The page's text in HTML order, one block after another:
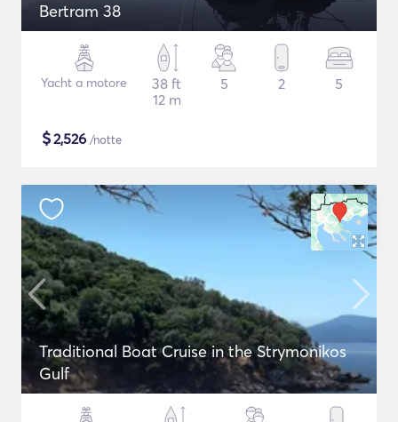
Bertram 38
Yacht a motore
38 ft
12 m
5 2 5
$2,526 /notte
Traditional Boat Cruise in the Strymonikos
Gulf